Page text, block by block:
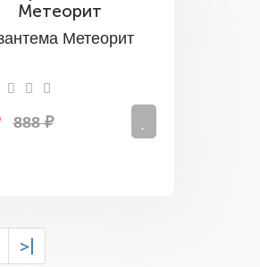
Метеорит
888 ₽
>|